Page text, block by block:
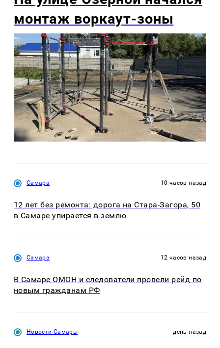
монтаж воркаут-зоны
Самара 10 часов назад
12 лет без ремонта: дорога на Стара-Загора, 50
в Самаре упирается в землю
Самара 12 часов назад
В Самаре ОМОН и следователи провели рейд по
новым гражданам РФ
Новости Самары день назад